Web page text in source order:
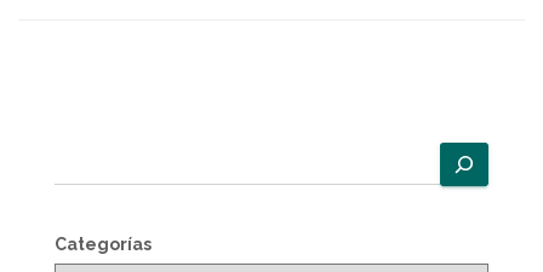
u
c
a
Categorías